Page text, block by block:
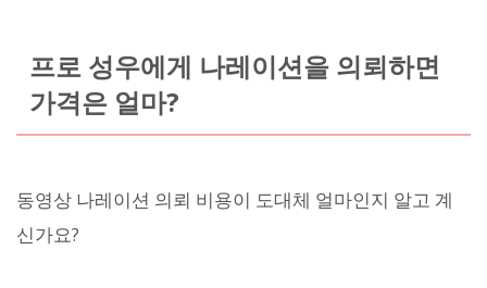
프로 성우에게 나레이션을 의뢰하면
가격은 얼마?
동영상 나레이션 의뢰 비용이 도대체 얼마인지 알고 계
신가요?